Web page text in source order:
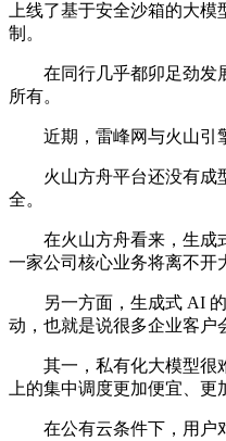
上线了基于安全沙箱的大
制。
在同行几乎都卯足劲发展
所有。
近期，雷峰网与火山引擎
火山方舟平台还没有成型
全。
在火山方舟看来，生成式
一家公司核心业务将离不开
另一方面，生成式 AI 的
动，也就是说很多企业客户
其一，私有化大模型很难
上的集中调度更加便宜、更
在公有云条件下，用户对